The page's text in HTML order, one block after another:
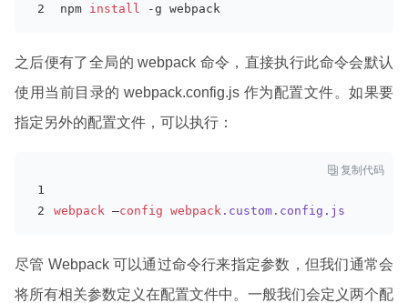
npm install -g webpack
之后便有了全局的 webpack 命令，直接执行此命令会默认
使用当前目录的 webpack.config.js 作为配置文件。如果要
指定另外的配置文件，可以执行：
 复制代码
webpack —config webpack .custom .config .js
尽管 Webpack 可以通过命令行来指定参数，但我们通常会
将所有相关参数定义在配置文件中。一般我们会定义两个配